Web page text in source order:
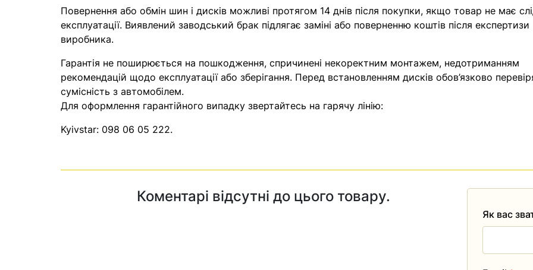
Повернення або обмін шин і дисків можливі протягом 14 днів після покупки, якщо товар не має
експлуатації. Виявлений заводський брак підлягає заміні або поверненню коштів після експертизи
виробника.
Гарантія не поширюється на пошкодження, спричинені некоректним монтажем, недотриманням
рекомендацій щодо експлуатації або зберігання. Перед встановленням дисків обов’язково
сумісність з автомобілем.
Для оформлення гарантійного випадку звертайтесь на гарячу лінію:
Kyivstar: 098 06 05 222.
Коментарі відсутні до цього товару.
Як вас